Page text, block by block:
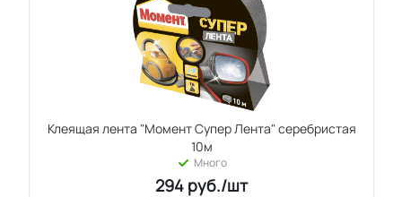
Клеящая лента "Момент Супер Лента" серебристая
10м
Много
294 руб./шт